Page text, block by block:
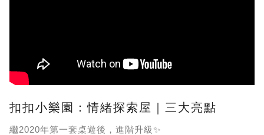
扣扣小樂園：情緒探索屋｜三大亮點
繼2020年第一套桌遊後，進階升級✨